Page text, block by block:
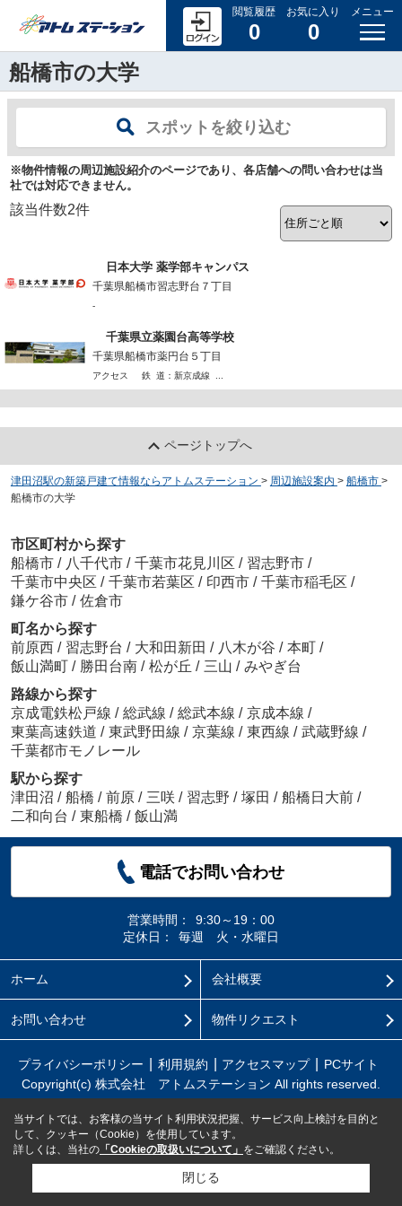
閲覧履歴
0
お気に入り
0
メニュー
船橋市の大学
スポットを絞り込む
※物件情報の周辺施設紹介のページであり、各店舗への問い合わせは当
社では対応できません。
該当件数2件
日本大学 薬学部キャンパス
千葉県船橋市習志野台７丁目
-
千葉県立薬園台高等学校
千葉県船橋市薬円台５丁目
アクセス 鉄 道：新京成線 ...
ページトップへ
津田沼駅の新築戸建て情報ならアトムステーション > 周辺施設案内 > 船橋市 >
船橋市の大学
市区町村から探す
船橋市 / 八千代市 / 千葉市花見川区 / 習志野市 /
千葉市中央区 / 千葉市若葉区 / 印西市 / 千葉市稲毛区 /
鎌ケ谷市 / 佐倉市
町名から探す
前原西 / 習志野台 / 大和田新田 / 八木が谷 / 本町 /
飯山満町 / 勝田台南 / 松が丘 / 三山 / みやぎ台
路線から探す
京成電鉄松戸線 / 総武線 / 総武本線 / 京成本線 /
東葉高速鉄道 / 東武野田線 / 京葉線 / 東西線 / 武蔵野線 /
千葉都市モノレール
駅から探す
津田沼 / 船橋 / 前原 / 三咲 / 習志野 / 塚田 / 船橋日大前 /
二和向台 / 東船橋 / 飯山満
電話でお問い合わせ
営業時間：
9:30～19：00
定休日：
毎週 火・水曜日
ホーム 会社概要
お問い合わせ 物件リクエスト
プライバシーポリシー 利用規約 アクセスマップ
PCサイト
Copyright(c) 株式会社 アトムステーション All rights reserved.
当サイトでは、お客様の当サイト利用状況把握、サービス向上検討を目的と
して、クッキー（Cookie）を使用しています。
詳しくは、当社の 「Cookieの取扱いについて」 をご確認ください。
閉じる